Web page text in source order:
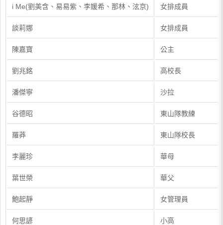
i Me(劉美含、易易紫、李媛希、那林、泫京) 女排成員
談莉娜 女排成員
陳嘉寶 公主
劉兆銘 高校長
潘傑寧 沙拉
谷德昭 東山隊教練
羅莽 東山隊校長
李麗珍 華母
葉世榮 華父
鮑起靜 女管理員
何思諺 小高